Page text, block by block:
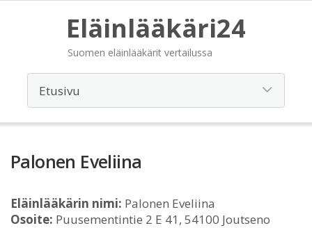
Eläinlääkäri24
Suomen eläinlääkärit vertailussa
Palonen Eveliina
Eläinlääkärin nimi: Palonen Eveliina
Osoite: Puusementintie 2 E 41, 54100 Joutseno